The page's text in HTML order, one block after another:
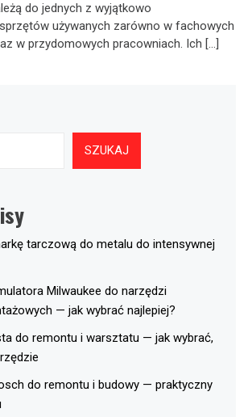
do jednych z wyjątkowo
używanych zarówno w fachowych
w przydomowych pracowniach. Ich […]
SZUKAJ
tarczową do metalu do intensywnej
Milwaukee do narzędzi
— jak wybrać najlepiej?
do remontu i warsztatu — jak wybrać,
do remontu i budowy — praktyczny